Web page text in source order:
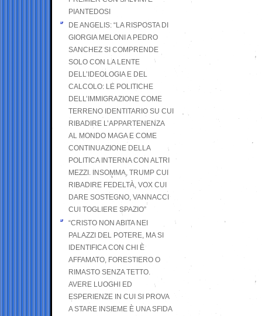
PIANTEDOSI
DE ANGELIS: “LA RISPOSTA DI
GIORGIA MELONI A PEDRO
SANCHEZ SI COMPRENDE
SOLO CON LA LENTE
DELL’IDEOLOGIA E DEL
CALCOLO: LE POLITICHE
DELL’IMMIGRAZIONE COME
TERRENO IDENTITARIO SU CUI
RIBADIRE L’APPARTENENZA
AL MONDO MAGA E COME
CONTINUAZIONE DELLA
POLITICA INTERNA CON ALTRI
MEZZI. INSOMMA, TRUMP CUI
RIBADIRE FEDELTÀ, VOX CUI
DARE SOSTEGNO, VANNACCI
CUI TOGLIERE SPAZIO”
“CRISTO NON ABITA NEI
PALAZZI DEL POTERE, MA SI
IDENTIFICA CON CHI È
AFFAMATO, FORESTIERO O
RIMASTO SENZA TETTO.
AVERE LUOGHI ED
ESPERIENZE IN CUI SI PROVA
A STARE INSIEME È UNA SFIDA